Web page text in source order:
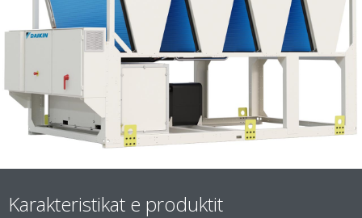
Karakteristikat e produktit